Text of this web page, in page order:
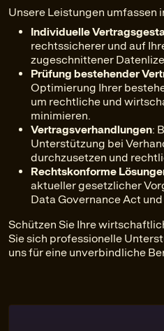
Unsere Leistungen umfassen
Individuelle
rechtssicherer und auf
zugeschnittener
Prüfung bestehender
Optimierung Ihrer
um rechtliche und
minimieren.
Vertragsverhandlungen:
Unterstützung bei
durchzusetzen und
Rechtskonforme
aktueller gesetzlicher
Data Governance Act und
Schützen Sie Ihre
Sie sich professionelle
uns für eine unverbindliche